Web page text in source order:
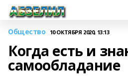
Общество 10 ОКТЯБРЯ 2020, 13:13
Когда есть и
самообладание